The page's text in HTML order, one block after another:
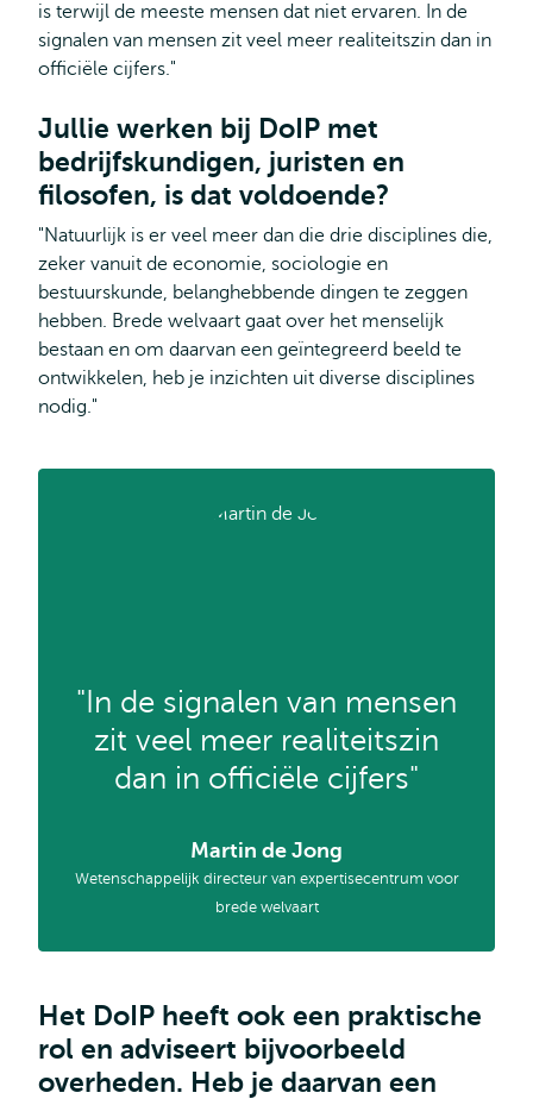
is terwijl de meeste mensen dat niet ervaren. In de
signalen van mensen zit veel meer realiteitszin dan in
officiële cijfers."
Jullie werken bij DoIP met
bedrijfskundigen, juristen en
filosofen, is dat voldoende?
"Natuurlijk is er veel meer dan die drie disciplines die,
zeker vanuit de economie, sociologie en
bestuurskunde, belanghebbende dingen te zeggen
hebben. Brede welvaart gaat over het menselijk
bestaan en om daarvan een geïntegreerd beeld te
ontwikkelen, heb je inzichten uit diverse disciplines
nodig."
"In de signalen van mensen
zit veel meer realiteitszin
dan in officiële cijfers"
Martin de Jong
Wetenschappelijk directeur van expertisecentrum voor
brede welvaart
Het DoIP heeft ook een praktische
rol en adviseert bijvoorbeeld
overheden. Heb je daarvan een